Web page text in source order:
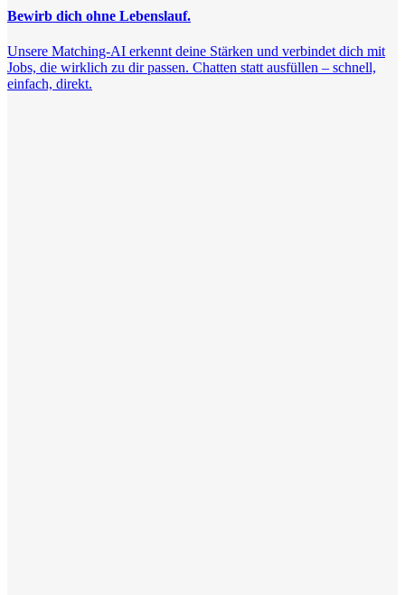
Bewirb dich ohne Lebenslauf.
Unsere Matching-AI erkennt deine Stärken und verbindet dich mit
Jobs, die wirklich zu dir passen. Chatten statt ausfüllen – schnell,
einfach, direkt.